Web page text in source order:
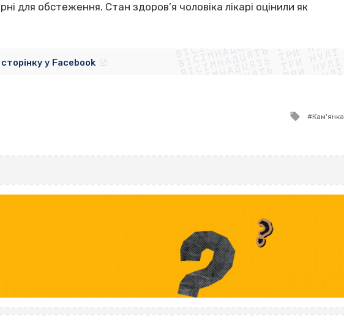
для обстеження. Стан здоров’я чоловіка лікарі оцінили як
ВІСІМНАДЦЯТЬ ТРИ НУЛІ
ВІСІМНАДЦЯТЬ ТРИ НУЛІ
ВІСІМНАДЦЯТЬ ТРИ НУЛІ
ВІСІМНАДЦЯТЬ ТРИ НУЛІ
ВІСІМНАДЦЯТЬ ТРИ НУЛІ
ВІСІМНАДЦЯТЬ ТРИ НУЛІ
ВІСІМНАДЦЯТЬ ТРИ НУЛІ
ВІСІМНАДЦЯТЬ ТРИ НУЛІ
у Facebook
Tagged
Кам'янка